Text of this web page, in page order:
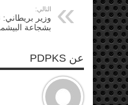
التالي:
وزير بريطاني:
بشجاعة
عن PDPKS